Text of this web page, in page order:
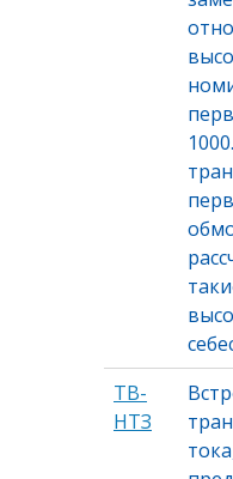
ТВ-
НТЗ